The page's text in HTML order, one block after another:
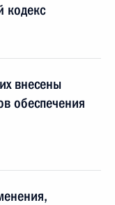
кодекс
внесены
обеспечения